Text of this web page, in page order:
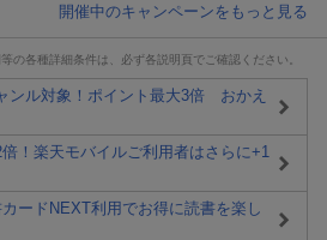
開催中のキャンペーンをもっと見る
の各種詳細条件は、必ず各説明頁でご確認ください。
ンル対象！ポイント最大3倍 おかえ
！楽天モバイルご利用者はさらに+1
カードNEXT利用でお得に読書を楽し